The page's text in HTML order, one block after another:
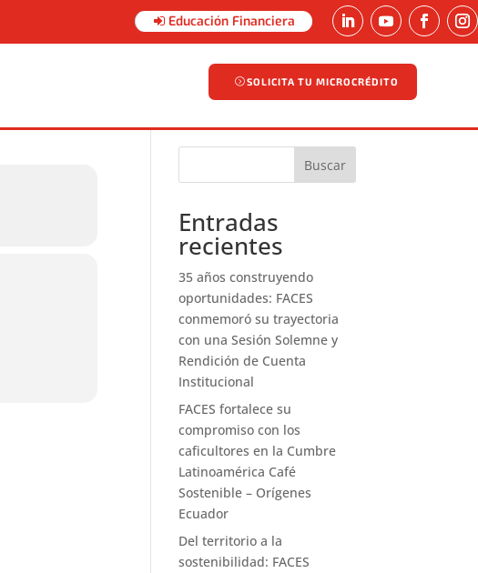
Educación Financiera
SOLICITA TU MICROCRÉDITO
SOLICITA TU MICROCRÉDITO
Buscar
Entradas
recientes
35 años construyendo
oportunidades: FACES
conmemoró su trayectoria
con una Sesión Solemne y
Rendición de Cuenta
Institucional
FACES fortalece su
compromiso con los
caficultores en la Cumbre
Latinoamérica Café
Sostenible – Orígenes
Ecuador
Del territorio a la
sostenibilidad: FACES